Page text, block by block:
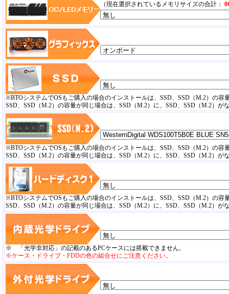
（現在選択されているメモリサイズの合計： 0
※BTOシステムでOSもご購入の場合のインストールは、SSD、SSD（M.2）の容
SSD、SSD（M.2）の容量が同じ場合は、SSD（M.2）に、SSD、SSD（M.2）
※BTOシステムでOSもご購入の場合のインストールは、SSD、SSD（M.2）の容
SSD、SSD（M.2）の容量が同じ場合は、SSD（M.2）に、SSD、SSD（M.2）
※BTOシステムでOSもご購入の場合のインストールは、SSD、SSD（M.2）の容
SSD、SSD（M.2）の容量が同じ場合は、SSD（M.2）に、SSD、SSD（M.2）
※ 「光学非対応」の記載のあるPCケースには搭載できません。
※ケース・ドライブ・FDDの色の組合せにご注意ください。